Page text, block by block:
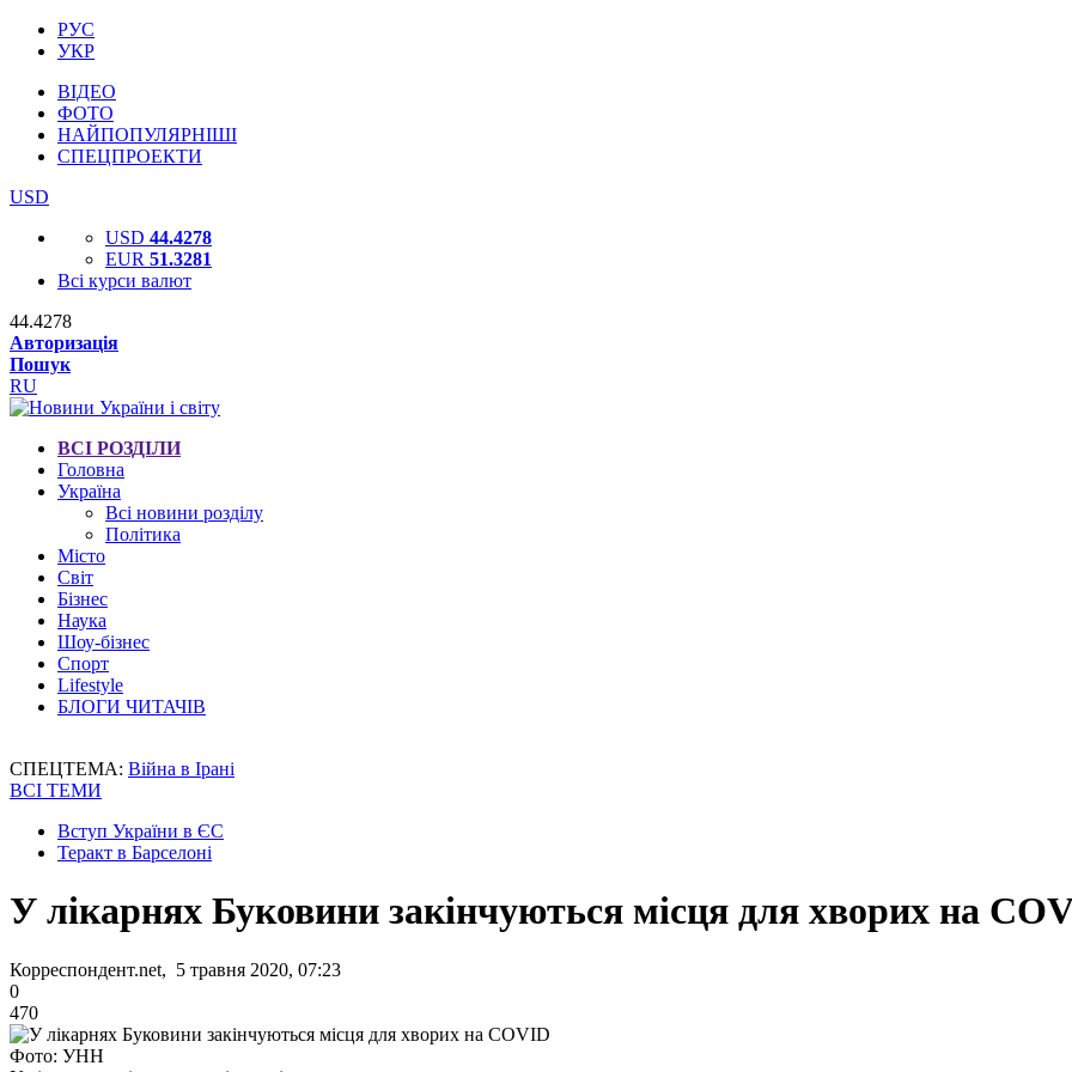
РУС
УКР
ВІДЕО
ФОТО
НАЙПОПУЛЯРНІШІ
СПЕЦПРОЕКТИ
USD
USD 44.4278
EUR 51.3281
Всі курси валют
44.4278
Авторизація
Пошук
RU
ВСІ РОЗДІЛИ
Головна
Україна
Всі новини розділу
Політика
Місто
Світ
Бізнес
Наука
Шоу-бізнес
Спорт
Lifestyle
БЛОГИ ЧИТАЧІВ
СПЕЦТЕМА: Війна в Ірані
ВСІ ТЕМИ
Вступ України в ЄС
Теракт в Барселоні
У лікарнях Буковини закінчуються місця для хворих на
Корреспондент.net, 5 травня 2020, 07:23
0
470
Фото: УНН